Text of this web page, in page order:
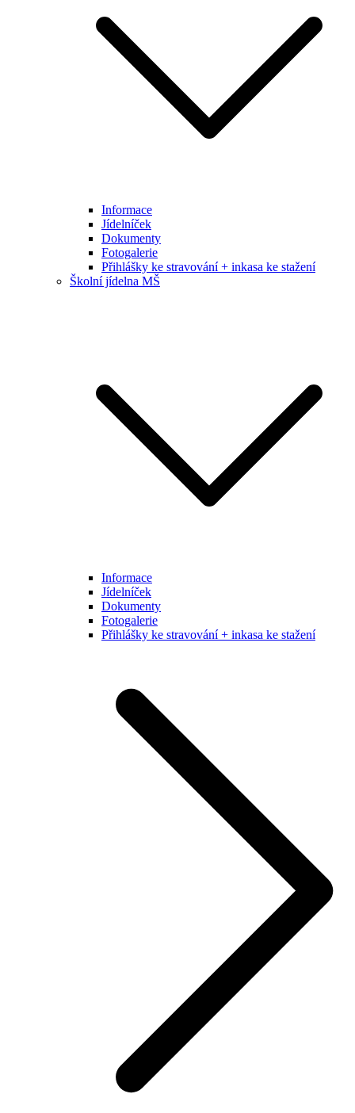
Informace
Jídelníček
Dokumenty
Fotogalerie
Přihlášky ke stravování + inkasa ke stažení
Školní jídelna MŠ
Informace
Jídelníček
Dokumenty
Fotogalerie
Přihlášky ke stravování + inkasa ke stažení